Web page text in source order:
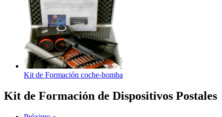
Kit de Formación coche-bomba
Kit de Formación de Dispositivos Postales